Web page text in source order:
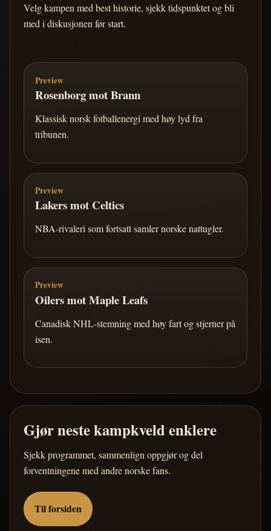
Velg kampen med best historie, sjekk tidspunktet og bli
med i diskusjonen før start.
Preview
Rosenborg mot Brann
Klassisk norsk fotballenergi med høy lyd fra
tribunen.
Preview
Lakers mot Celtics
NBA-rivaleri som fortsatt samler norske nattugler.
Preview
Oilers mot Maple Leafs
Canadisk NHL-stemning med høy fart og stjerner på
isen.
Gjør neste kampkveld enklere
Sjekk programmet, sammenlign oppgjør og del
forventningene med andre norske fans.
Til forsiden